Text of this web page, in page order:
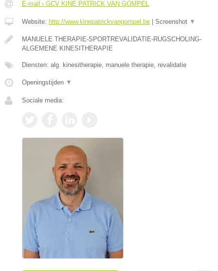
E-mail › GCV KINE PATRICK VAN GOMPEL
Website: http://www.kinepatrickvangompel.be Screenshot ▼
MANUELE THERAPIE-SPORTREVALIDATIE-RUGSCHOLING-
ALGEMENE KINESITHERAPIE
Diensten: alg. kinesitherapie, manuele therapie, revalidatie
Openingstijden ▼
Sociale media: